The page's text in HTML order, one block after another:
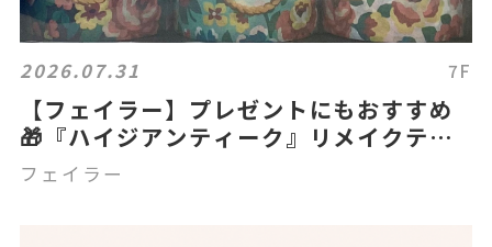
2026.07.31 7F
【フェイラー】プレゼントにもおすすめ
🎁『ハイジアンティーク』リメイクテー
プセット
フェイラー